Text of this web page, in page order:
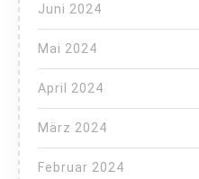
Juni 2024
Mai 2024
April 2024
März 2024
Februar 2024